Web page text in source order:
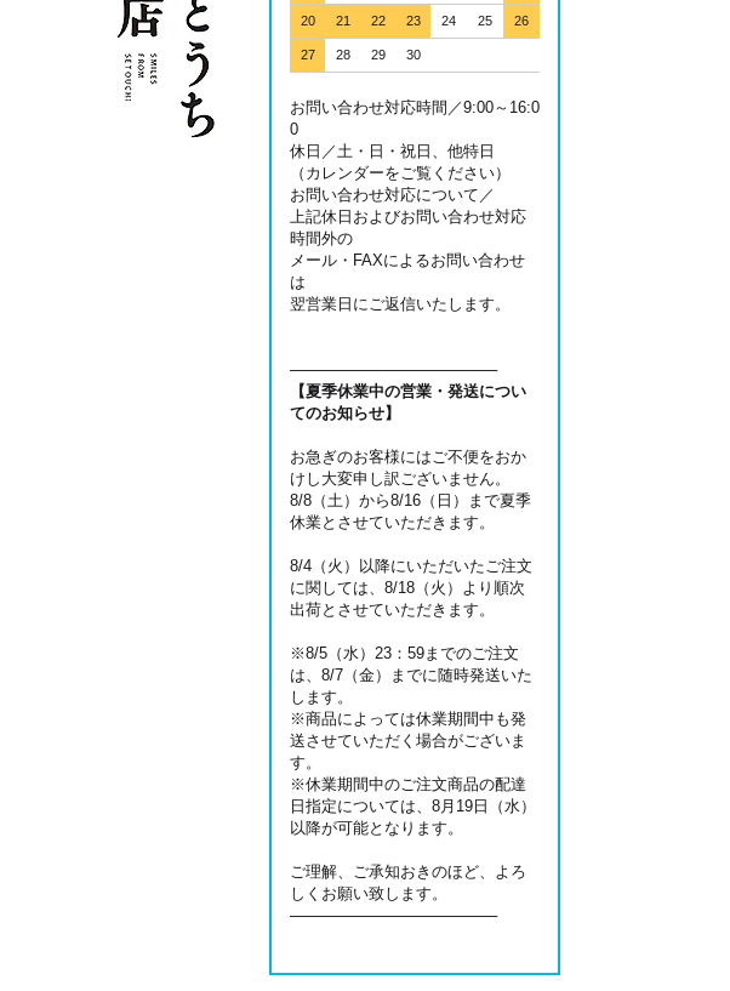
20 21 22 23 24 25 26
27 28 29 30
お問い合わせ対応時間／9:00～16:0
0
休日／土・日・祝日、他特日
（カレンダーをご覧ください）
お問い合わせ対応について／
上記休日およびお問い合わせ対応
時間外の
メール・FAXによるお問い合わせ
は
翌営業日にご返信いたします。
───────────────────
【夏季休業中の営業・発送につい
てのお知らせ】
お急ぎのお客様にはご不便をおか
けし大変申し訳ございません。
8/8（土）から8/16（日）まで夏季
休業とさせていただきます。
8/4（火）以降にいただいたご注文
に関しては、8/18（火）より順次
出荷とさせていただきます。
※8/5（水）23：59までのご注文
は、8/7（金）までに随時発送いた
します。
※商品によっては休業期間中も発
送させていただく場合がございま
す。
※休業期間中のご注文商品の配達
日指定については、8月19日（水）
以降が可能となります。
ご理解、ご承知おきのほど、よろ
しくお願い致します。
───────────────────